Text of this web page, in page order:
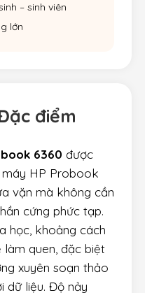
– sinh viên
lớn
điểm
6360 được
HP Probook
vặn mà không cần
cứng phức tạp.
học, khoảng cách
làm quen, đặc biệt
xuyên soạn thảo
dữ liệu. Độ nảy